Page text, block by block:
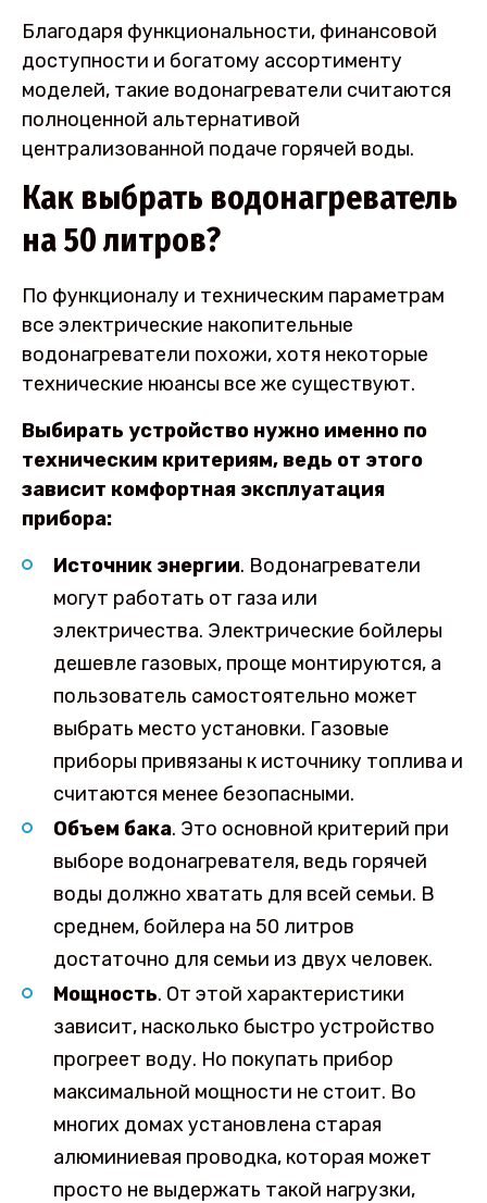
Благодаря функциональности, финансовой
доступности и богатому ассортименту
моделей, такие водонагреватели считаются
полноценной альтернативой
централизованной подаче горячей воды.
Как выбрать водонагреватель
на 50 литров?
По функционалу и техническим параметрам
все электрические накопительные
водонагреватели похожи, хотя некоторые
технические нюансы все же существуют.
Выбирать устройство нужно именно по
техническим критериям, ведь от этого
зависит комфортная эксплуатация
прибора:
Источник энергии. Водонагреватели
могут работать от газа или
электричества. Электрические бойлеры
дешевле газовых, проще монтируются, а
пользователь самостоятельно может
выбрать место установки. Газовые
приборы привязаны к источнику топлива и
считаются менее безопасными.
Объем бака. Это основной критерий при
выборе водонагревателя, ведь горячей
воды должно хватать для всей семьи. В
среднем, бойлера на 50 литров
достаточно для семьи из двух человек.
Мощность. От этой характеристики
зависит, насколько быстро устройство
прогреет воду. Но покупать прибор
максимальной мощности не стоит. Во
многих домах установлена старая
алюминиевая проводка, которая может
просто не выдержать такой нагрузки,